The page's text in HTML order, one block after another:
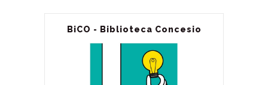
BiCO - Biblioteca Concesio